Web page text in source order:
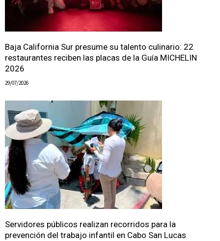
Baja California Sur presume su talento culinario: 22
restaurantes reciben las placas de la Guía MICHELIN
2026
29/07/2026
Servidores públicos realizan recorridos para la
prevención del trabajo infantil en Cabo San Lucas